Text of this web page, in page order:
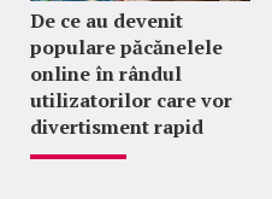
De ce au devenit
populare păcănelele
online în rândul
utilizatorilor care vor
divertisment rapid